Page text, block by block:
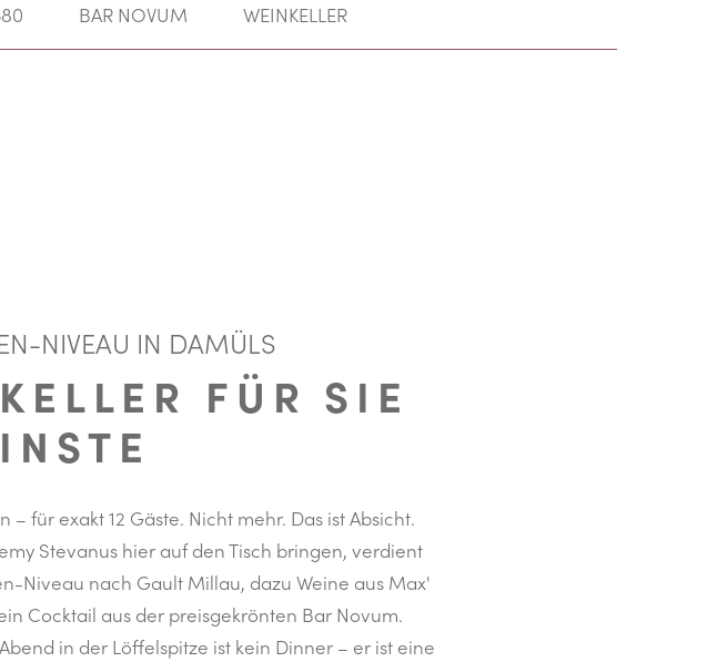
BAR NOVUM WEINKELLER
NIVEAU IN DAMÜLS
FÜR SIE
für exakt 12 Gäste. Nicht mehr. Das ist Absicht.
Stevanus hier auf den Tisch bringen, verdient
Niveau nach Gault Millau, dazu Weine aus Max'
Cocktail aus der preisgekrönten Bar Novum.
in der Löffelspitze ist kein Dinner – er ist eine